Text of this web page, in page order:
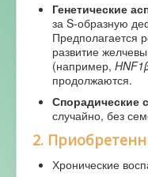
Генетические
за S-образную
Предполагается
развитие
(например,
продолжаются.
Спорадические
случайно, без
2.
Хронические